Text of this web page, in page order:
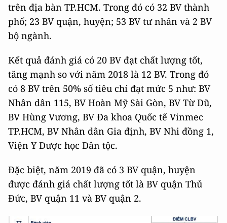
trên địa bàn TP.HCM. Trong đó có 32 BV thành
phố; 23 BV quận, huyện; 53 BV tư nhân và 2 BV
bộ ngành.
Kết quả đánh giá có 20 BV đạt chất lượng tốt,
tăng mạnh so với năm 2018 là 12 BV. Trong đó
có 8 BV trên 50% số tiêu chí đạt mức 5 như: BV
Nhân dân 115, BV Hoàn Mỹ Sài Gòn, BV Từ Dũ,
BV Hùng Vương, BV Đa khoa Quốc tế Vinmec
TP.HCM, BV Nhân dân Gia định, BV Nhi đồng 1,
Viện Y Dược học Dân tộc.
Đặc biệt, năm 2019 đã có 3 BV quận, huyện
được đánh giá chất lượng tốt là BV quận Thủ
Đức, BV quận 11 và BV quận 2.